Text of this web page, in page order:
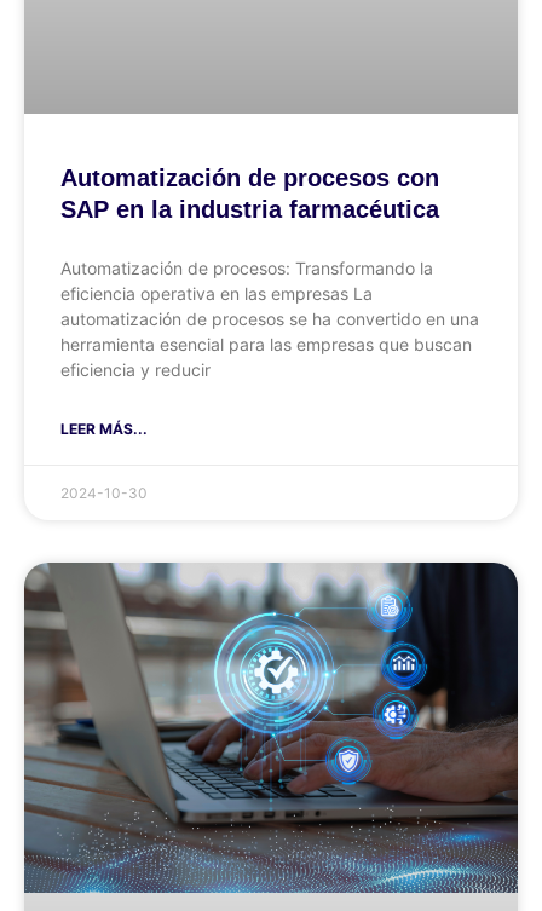
Automatización de procesos con
SAP en la industria farmacéutica
Automatización de procesos: Transformando la
eficiencia operativa en las empresas La
automatización de procesos se ha convertido en una
herramienta esencial para las empresas que buscan
eficiencia y reducir
LEER MÁS...
2024-10-30